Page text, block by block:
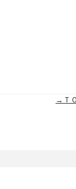
→Ｔ